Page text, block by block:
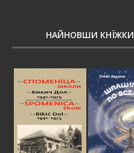
НАЙНОВШИ КНЇЖКИ